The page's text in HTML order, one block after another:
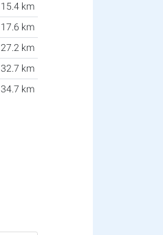
15.4 km
17.6 km
27.2 km
32.7 km
34.7 km